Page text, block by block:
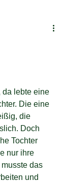
da lebte eine
Die eine
die
Doch
Tochter
nur ihre
das
und